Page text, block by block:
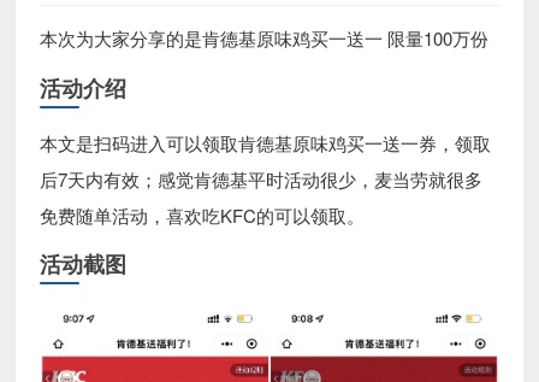
本次为大家分享的是肯德基原味鸡买一送一 限量100万份
活动介绍
本文是扫码进入可以领取肯德基原味鸡买一送一券，领取
后7天内有效；感觉肯德基平时活动很少，麦当劳就很多
免费随单活动，喜欢吃KFC的可以领取。
活动截图